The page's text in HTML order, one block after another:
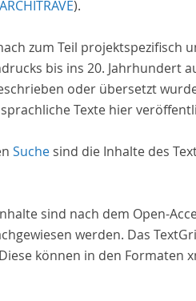
ARCHITRAVE).
zum Teil
bis ins 20. Jahrhundert
oder übersetzt
Texte hier
Suchesind die Inhalte des
sind nach dem Open-
werden. Das
können in den